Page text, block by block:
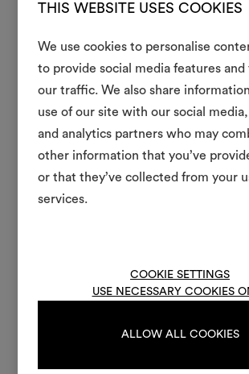
THIS WEBSITE USES COOKIES
We use cookies to personalise
to provide social media features and
our traffic. We also share
use of our site with our social
and analytics partners who may
other information that you’ve
or that they’ve collected from your
services.
COOKIE SETTINGS
USE NECESSARY COOKIES
ALLOW ALL COOKIES
Un
à vos
des